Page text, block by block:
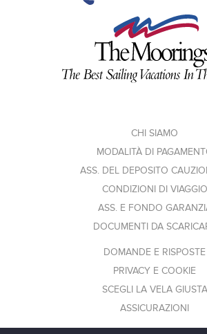
CHI SIAMO
MODALITÀ DI
ASS. DEL DEPOSITO
CONDIZIONI DI VIAGGIO
ASS. E FONDO
DOCUMENTI DA
DOMANDE E RISPOSTE
PRIVACY E COOKIE
SCEGLI LA VELA GIUSTA
ASSICURAZIONI